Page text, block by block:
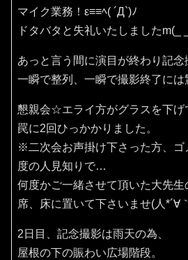
マイク業務！ε≡≡ﾍ( ´Д`)ﾉ
ドタバタと失礼いたしましたm(_
あっと言う間に演目が終わり記念
一瞬で整列、一瞬で撮影終了には
懇親会☆エライ方がグラスを下
罠に2回ひっかかりました。
※二次会お声掛け下さった方、ゴ
度の人見知りで…
何度かご一緒させて頂いた大先
席、床に置いて下さいませ(⁠人⁠*⁠´⁠∀⁠
2日目、記念撮影は雨天の為、
屋根の下の賑わい広場階段。